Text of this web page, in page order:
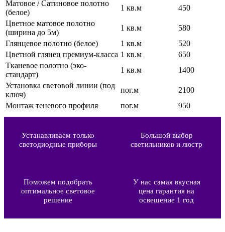
Матовое / Сатиновое полотно
(белое)
1 кв.м
450
Цветное матовое полотно
(ширина до 5м)
1 кв.м
580
Глянцевое полотно (белое)
1 кв.м
520
Цветной глянец премиум-класса 1 кв.м
650
Тканевое полотно (эко-
стандарт)
1 кв.м
1400
Установка световой линии (под
ключ)
пог.м
2100
Монтаж теневого профиля
пог.м 950
Устанавливаем только
светодиодные приборы
Большой выбор
светильников и люстр
Поможем подобрать
оптимальное световое
решение
У нас самая вкусная
цена гарантия на
освещение 1 год